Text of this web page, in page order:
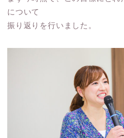
について
振り返りを行いました。